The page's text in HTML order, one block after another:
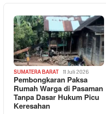
SUMATERA BARAT 11 Juli 2026
Pembongkaran Paksa
Rumah Warga di Pasaman
Tanpa Dasar Hukum Picu
Keresahan